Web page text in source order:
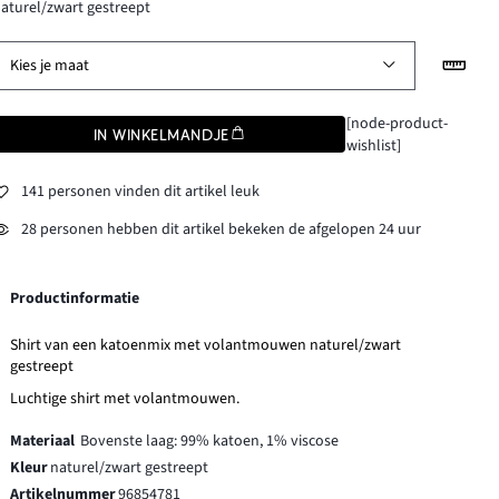
zwart gestreept
Kies je maat
IN WINKELMANDJE
[node-product-
wishlist]
141 personen vinden dit artikel leuk
28 personen hebben dit artikel bekeken de afgelopen 24 uur
Productinformatie
Shirt van een katoenmix met volantmouwen naturel/zwart
gestreept
Luchtige shirt met volantmouwen.
Materiaal Bovenste laag: 99% katoen, 1% viscose
Kleurnaturel/zwart gestreept
Artikelnummer96854781